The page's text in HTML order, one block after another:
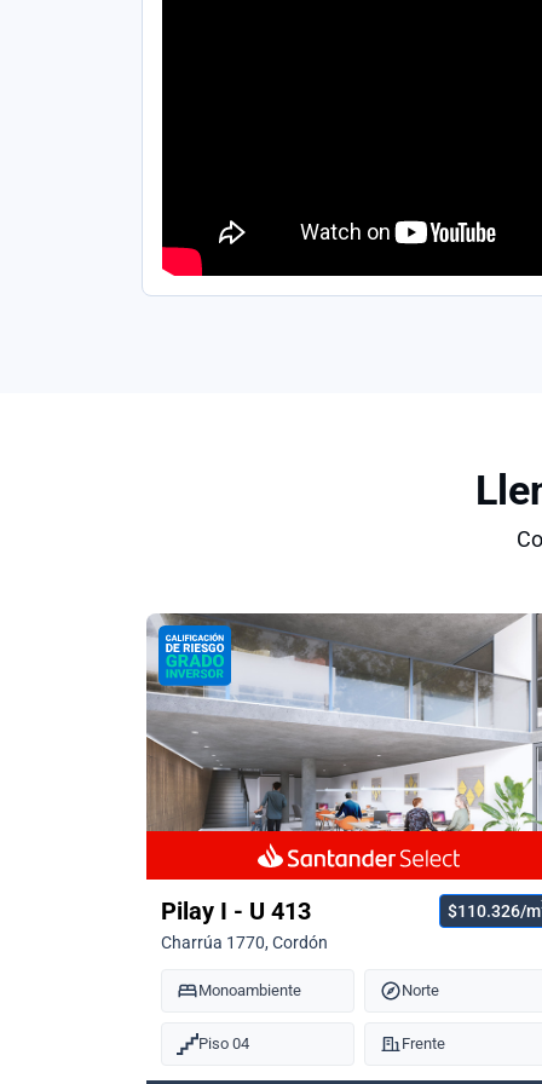
Pilay I - U 413 $110.326/m
Charrúa 1770, Cordón
Monoambiente Norte
Piso 04 Frente